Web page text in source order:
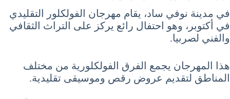
في مدينة نوفي ساد، يقام مهرجان الفولكلور التقليدي
في أكتوبر، وهو احتفال رائع يركز على التراث الثقافي
والفني لصربيا.
هذا المهرجان يجمع الفرق الفولكلورية من مختلف
المناطق لتقديم عروض رقص وموسيقى تقليدية.